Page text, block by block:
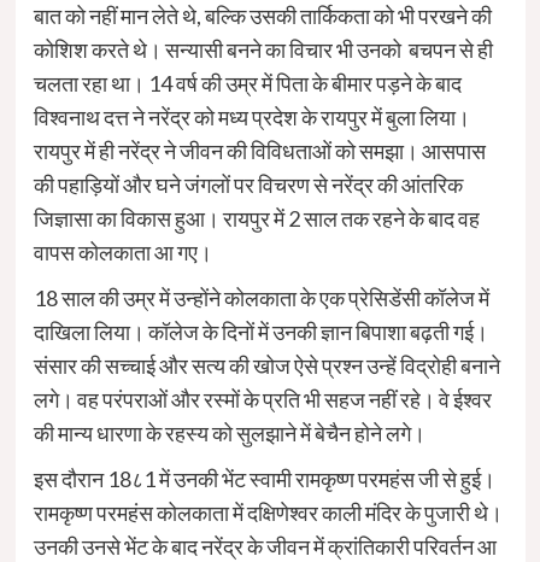
बात को नहीं मान लेते थे, बल्कि उसकी तार्किकता को भी परखने की
कोशिश करते थे। सन्यासी बनने का विचार भी उनको बचपन से ही
चलता रहा था। 14 वर्ष की उम्र में पिता के बीमार पड़ने के बाद
विश्वनाथ दत्त ने नरेंद्र को मध्य प्रदेश के रायपुर में बुला लिया।
रायपुर में ही नरेंद्र ने जीवन की विविधताओं को समझा। आसपास
की पहाड़ियों और घने जंगलों पर विचरण से नरेंद्र की आंतरिक
जिज्ञासा का विकास हुआ। रायपुर में 2 साल तक रहने के बाद वह
वापस कोलकाता आ गए।
18 साल की उम्र में उन्होंने कोलकाता के एक प्रेसिडेंसी कॉलेज में
दाखिला लिया। कॉलेज के दिनों में उनकी ज्ञान बिपाशा बढ़ती गई।
संसार की सच्चाई और सत्य की खोज ऐसे प्रश्न उन्हें विद्रोही बनाने
लगे। वह परंपराओं और रस्मों के प्रति भी सहज नहीं रहे। वेईश्वर
की मान्य धारणा के रहस्य को सुलझाने में बेचैन होने लगे।
इस दौरान 18८1 में उनकी भेंट स्वामी रामकृष्ण परमहंस जी से हुई।
रामकृष्ण परमहंस कोलकाता में दक्षिणेश्वर काली मंदिर के पुजारी थे।
उनकी उनसे भेंट के बाद नरेंद्र के जीवन में क्रांतिकारी परिवर्तन आ